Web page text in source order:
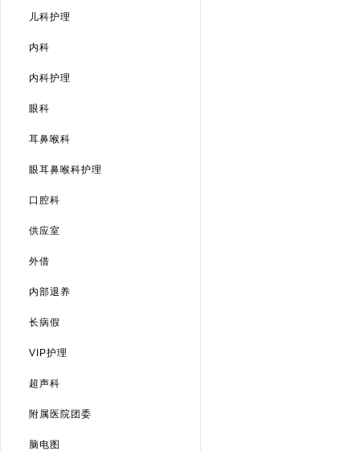
儿科护理
内科
内科护理
眼科
耳鼻喉科
眼耳鼻喉科护理
口腔科
供应室
外借
内部退养
长病假
VIP护理
超声科
附属医院团委
脑电图